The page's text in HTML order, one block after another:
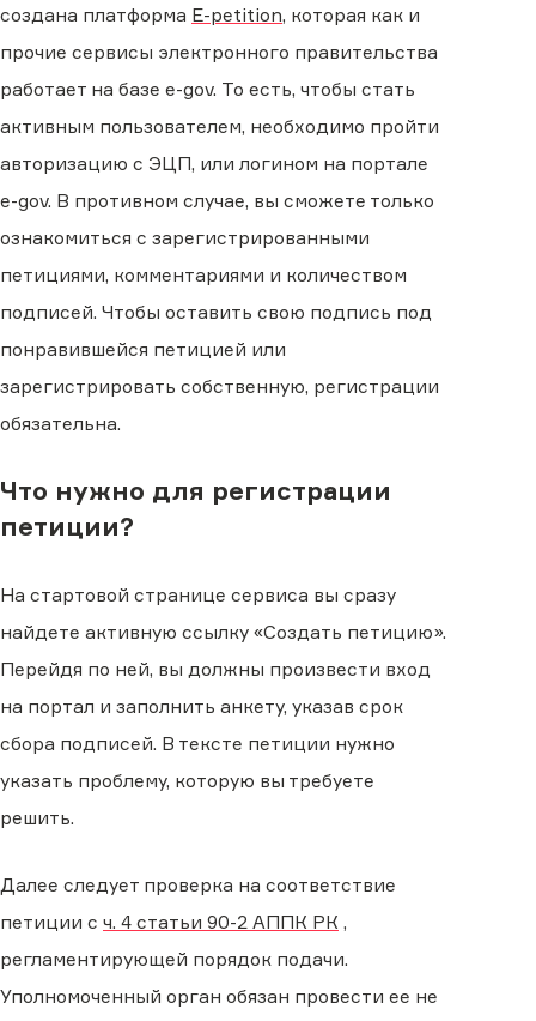
создана платформа E-petition, которая как и
прочие сервисы электронного правительства
работает на базе e-gov. То есть, чтобы стать
активным пользователем, необходимо пройти
авторизацию с ЭЦП, или логином на портале
e-gov. В противном случае, вы сможете только
ознакомиться с зарегистрированными
петициями, комментариями и количеством
подписей. Чтобы оставить свою подпись под
понравившейся петицией или
зарегистрировать собственную, регистрации
обязательна.
Что нужно для регистрации
петиции?
На стартовой странице сервиса вы сразу
найдете активную ссылку «Создать петицию».
Перейдя по ней, вы должны произвести вход
на портал и заполнить анкету, указав срок
сбора подписей. В тексте петиции нужно
указать проблему, которую вы требуете
решить.
Далее следует проверка на соответствие
петиции с ч. 4 статьи 90-2 АППК РК ,
регламентирующей порядок подачи.
Уполномоченный орган обязан провести ее не